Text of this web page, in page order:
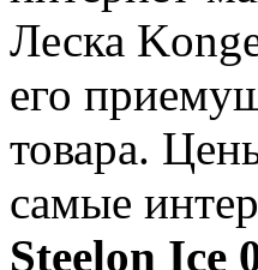
Леска
его
товара.
самые
Steelon Ice